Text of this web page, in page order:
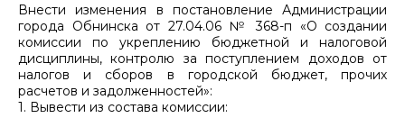
Внести изменения в постановление Администрации
города Обнинска от 27.04.06 № 368-п «О создании
комиссии по укреплению бюджетной и налоговой
дисциплины, контролю за поступлением доходов от
налогов и сборов в городской бюджет, прочих
расчетов и задолженностей»:
1. Вывести из состава комиссии: